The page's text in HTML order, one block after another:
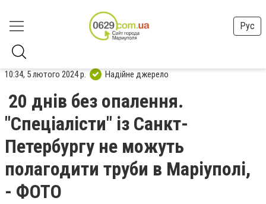
Рус
10:34, 5 лютого 2024 р. Надійне джерело
20 днів без опалення.
"Спеціалісти" із Санкт-
Петербургу не можуть
полагодити труби в Маріуполі,
- ФОТО